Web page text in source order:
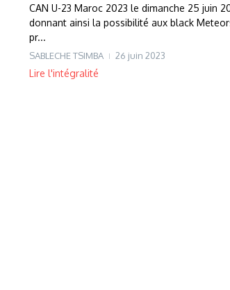
CAN U-23 Maroc 2023 le dimanche 25 juin
donnant ainsi la possibilité aux black
pr...
SABLECHE TSIMBA 26 juin 2023
Lire l'intégralité